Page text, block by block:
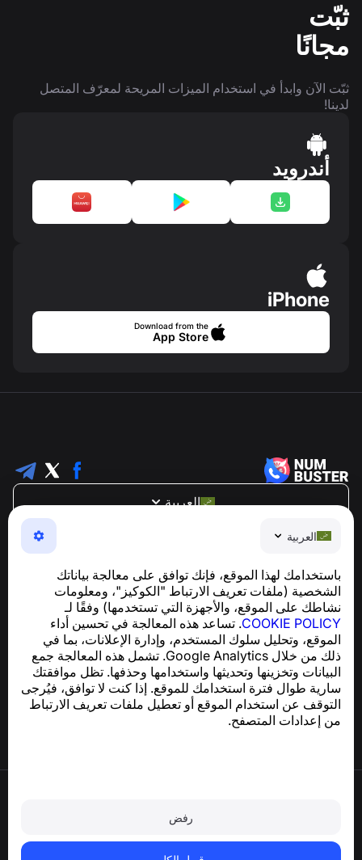
العربية
باستخدامك لهذا الموقع، فإنك توافق على معالجة بياناتك
الشخصية (ملفات تعريف الارتباط "الكوكيز"، ومعلومات
نشاطك على الموقع، والأجهزة التي تستخدمها) وفقًا لـ
COOKIE POLICY. تساعد هذه المعالجة في تحسين أداء
الموقع، وتحليل سلوك المستخدم، وإدارة الإعلانات، بما في
ذلك من خلال Google Analytics. تشمل هذه المعالجة جمع
البيانات وتخزينها وتحديثها واستخدامها وحذفها. تظل موافقتك
سارية طوال فترة استخدامك للموقع. إذا كنت لا توافق، فيُرجى
التوقف عن استخدام الموقع أو تعطيل ملفات تعريف الارتباط
من إعدادات المتصفح.
رفض
ثبّت
مجانًا
ثبّت الآن وابدأ في استخدام الميزات المريحة لمعرّف المتصل
لدينا!
أندرويد
iPhone
Download from the
App Store
العربية
NumBuster © 2013—2026 ·
support@numbuster.com
تطبيق سهل الاستخدام يحميك من الاحتيال الهاتفي، الرسائل
للاستفسارات المتعلقة بالامتثال للائحة العامة لحماية البيانات
support@numbuster.com
مركز المساعدة
الأخبار والمقالات
حول المشروع
جهات الاتصال
حذف الحساب والبيانات الشخصية